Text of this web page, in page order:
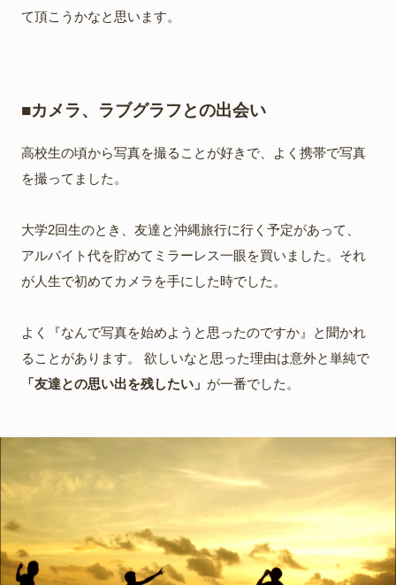
て頂こうかなと思います。
■カメラ、ラブグラフとの出会い
高校生の頃から写真を撮ることが好きで、よく携帯で写真
を撮ってました。
大学2回生のとき、友達と沖縄旅行に行く予定があって、
アルバイト代を貯めてミラーレス一眼を買いました。それ
が人生で初めてカメラを手にした時でした。
よく『なんで写真を始めようと思ったのですか』と聞かれ
ることがあります。 欲しいなと思った理由は意外と単純で
「友達との思い出を残したい」 が一番でした。